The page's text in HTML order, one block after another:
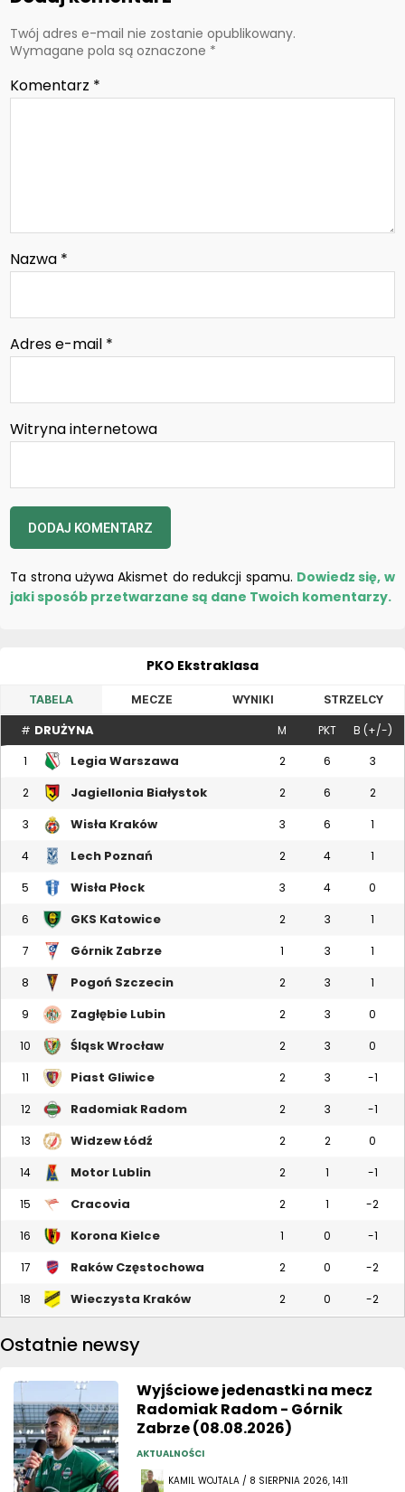
Twój adres e-mail nie zostanie opublikowany.
Wymagane pola są oznaczone *
Komentarz *
Nazwa *
Adres e-mail *
Witryna internetowa
Ta strona używa Akismet do redukcji spamu. Dowiedz się, w
jaki sposób przetwarzane są dane Twoich komentarzy.
PKO Ekstraklasa
TABELA MECZE WYNIKI STRZELCY
# DRUŻYNA M PKT B (+/-)
1 Legia Warszawa 2 6 3
2 Jagiellonia Białystok 2 6 2
3 Wisła Kraków 3 6 1
4 Lech Poznań 2 4 1
5 Wisła Płock 3 4 0
6 GKS Katowice 2 3 1
7 Górnik Zabrze 1 3 1
8 Pogoń Szczecin 2 3 1
9 Zagłębie Lubin 2 3 0
10 Śląsk Wrocław 2 3 0
11 Piast Gliwice 2 3 -1
12 Radomiak Radom 2 3 -1
13 Widzew Łódź 2 2 0
14 Motor Lublin 2 1 -1
15 Cracovia 2 1 -2
16 Korona Kielce 1 0 -1
17 Raków Częstochowa 2 0 -2
18 Wieczysta Kraków 2 0 -2
Ostatnie newsy
Wyjściowe jedenastki na mecz
Radomiak Radom - Górnik
Zabrze (08.08.2026)
AKTUALNOŚCI
KAMIL WOJTALA / 8 SIERPNIA 2026, 14:11